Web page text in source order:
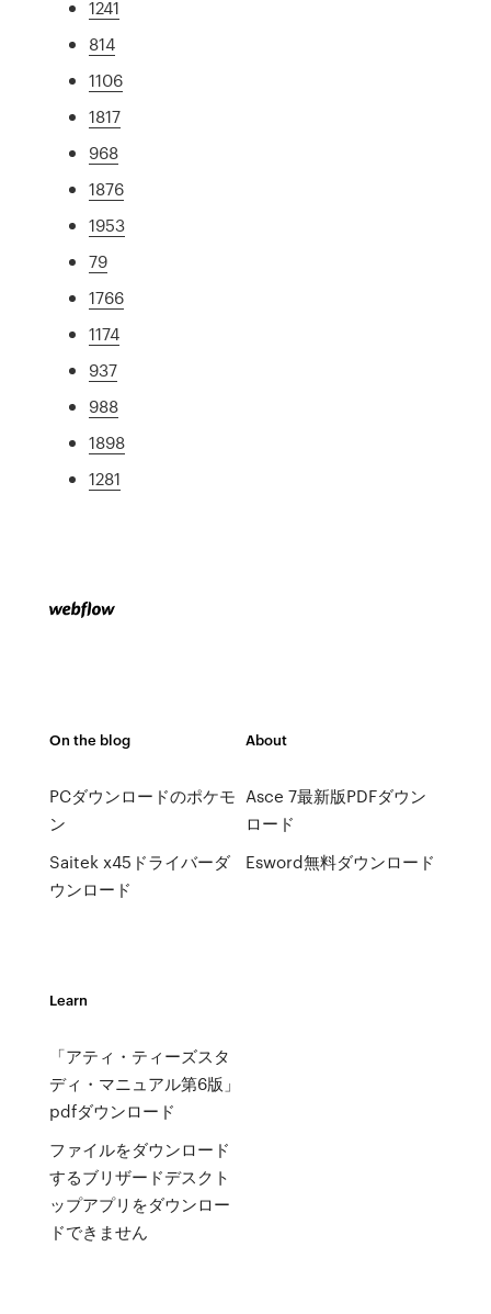
1241
814
1106
1817
968
1876
1953
79
1766
1174
937
988
1898
1281
On the blog
PCダウンロードのポケモ
ン
Saitek x45ドライバーダ
ウンロード
About
Asce 7最新版PDFダウン
ロード
Esword無料ダウンロード
Learn
「アティ・ティーズスタ
ディ・マニュアル第6版」
pdfダウンロード
ファイルをダウンロード
するブリザードデスクト
ップアプリをダウンロー
ドできません